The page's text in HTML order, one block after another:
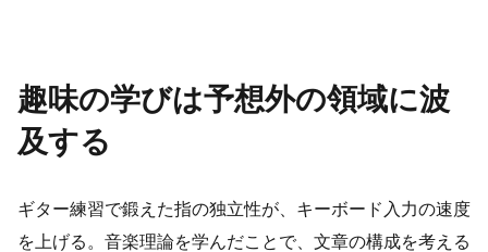
趣味の学びは予想外の領域に波
及する
ギター練習で鍛えた指の独立性が、キーボード入力の速度
を上げる。音楽理論を学んだことで、文章の構成を考える